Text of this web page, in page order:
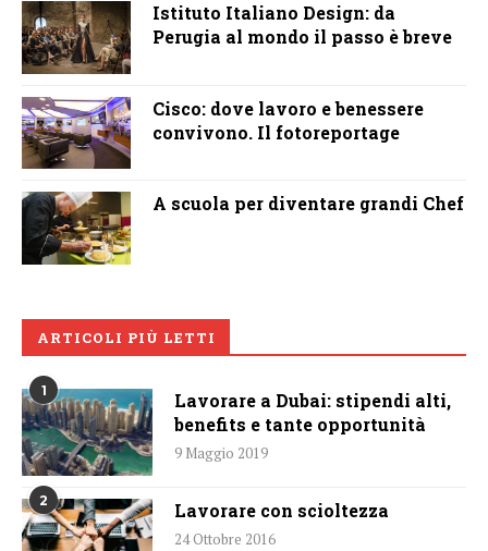
Istituto Italiano Design: da
Perugia al mondo il passo è breve
Cisco: dove lavoro e benessere
convivono. Il fotoreportage
A scuola per diventare grandi Chef
ARTICOLI PIÙ LETTI
1
Lavorare a Dubai: stipendi alti,
benefits e tante opportunità
9 Maggio 2019
2 Lavorare con scioltezza
24 Ottobre 2016